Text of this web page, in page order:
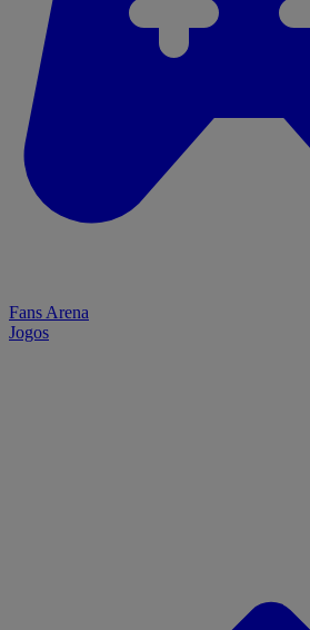
Fans Arena
Jogos